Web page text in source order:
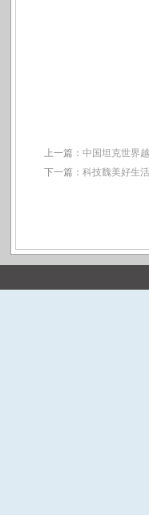
上一篇： 中国坦克世界
下一篇： 科技魏美好生